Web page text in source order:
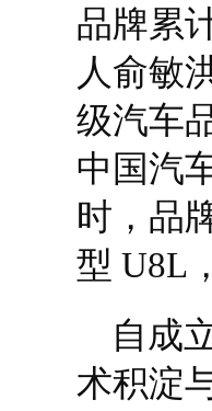
品牌累
人俞敏
级汽车
中国汽
时，品
型 U8L
自成
术积淀